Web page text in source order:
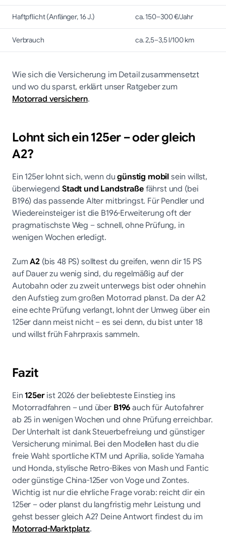
Haftpflicht (Anfänger, 16 J.)
ca. 150–300 €/Jahr
Verbrauch
ca. 2,5–3,5 l/100 km
Wie sich die Versicherung im Detail zusammensetzt
und wo du sparst, erklärt unser Ratgeber zum
Motorrad versichern.
Lohnt sich ein 125er – oder gleich
A2?
Ein 125er lohnt sich, wenn dugünstig mobilsein willst,
überwiegendStadt und Landstraßefährst und (bei
B196) das passende Alter mitbringst. Für Pendler und
Wiedereinsteiger ist die B196-Erweiterung oft der
pragmatischste Weg – schnell, ohne Prüfung, in
wenigen Wochen erledigt.
ZumA2(bis 48 PS) solltest du greifen, wenn dir 15 PS
auf Dauer zu wenig sind, du regelmäßig auf der
Autobahn oder zu zweit unterwegs bist oder ohnehin
den Aufstieg zum großen Motorrad planst. Da der A2
eine echte Prüfung verlangt, lohnt der Umweg über ein
125er dann meist nicht – es sei denn, du bist unter 18
und willst früh Fahrpraxis sammeln.
Fazit
Ein125erist 2026 der beliebteste Einstieg ins
Motorradfahren – und überB196auch für Autofahrer
ab 25 in wenigen Wochen und ohne Prüfung erreichbar.
Der Unterhalt ist dank Steuerbefreiung und günstiger
Versicherung minimal. Bei den Modellen hast du die
freie Wahl: sportliche KTM und Aprilia, solide Yamaha
und Honda, stylische Retro-Bikes von Mash und Fantic
oder günstige China-125er von Voge und Zontes.
Wichtig ist nur die ehrliche Frage vorab: reicht dir ein
125er – oder planst du langfristig mehr Leistung und
gehst besser gleich A2? Deine Antwort findest du im
Motorrad-Marktplatz.